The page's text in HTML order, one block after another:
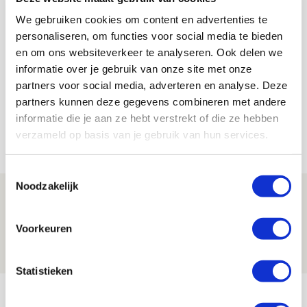
We gebruiken cookies om content en advertenties te
personaliseren, om functies voor social media te bieden
en om ons websiteverkeer te analyseren. Ook delen we
informatie over je gebruik van onze site met onze
partners voor social media, adverteren en analyse. Deze
partners kunnen deze gegevens combineren met andere
informatie die je aan ze hebt verstrekt of die ze hebben
verzameld op basis van je gebruik van hun services.
Noodzakelijk
Voorkeuren
Statistieken
Matthijs Koomen
Bekijk alle berichten van Matthijs
Koomen
Net binnen //
Drie dingen die je moet weten over PEC